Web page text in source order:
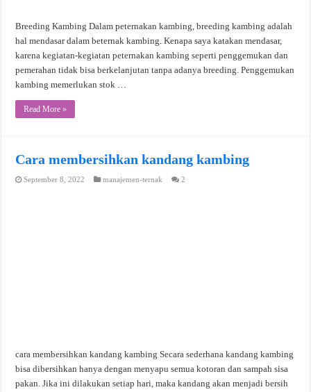
Breeding Kambing Dalam peternakan kambing, breeding kambing adalah
hal mendasar dalam beternak kambing. Kenapa saya katakan mendasar,
karena kegiatan-kegiatan peternakan kambing seperti penggemukan dan
pemerahan tidak bisa berkelanjutan tanpa adanya breeding. Penggemukan
kambing memerlukan stok …
Read More »
Cara membersihkan kandang kambing
September 8, 2022 manajemen-ternak 2
cara membersihkan kandang kambing Secara sederhana kandang kambing
bisa dibersihkan hanya dengan menyapu semua kotoran dan sampah sisa
pakan. Jika ini dilakukan setiap hari, maka kandang akan menjadi bersih